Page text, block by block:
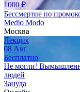
1000₽
Бессмертие по
Medio Modo
Москва
Лекция
08 Авг
Бесплатно
Не могли!
людей
Зануда